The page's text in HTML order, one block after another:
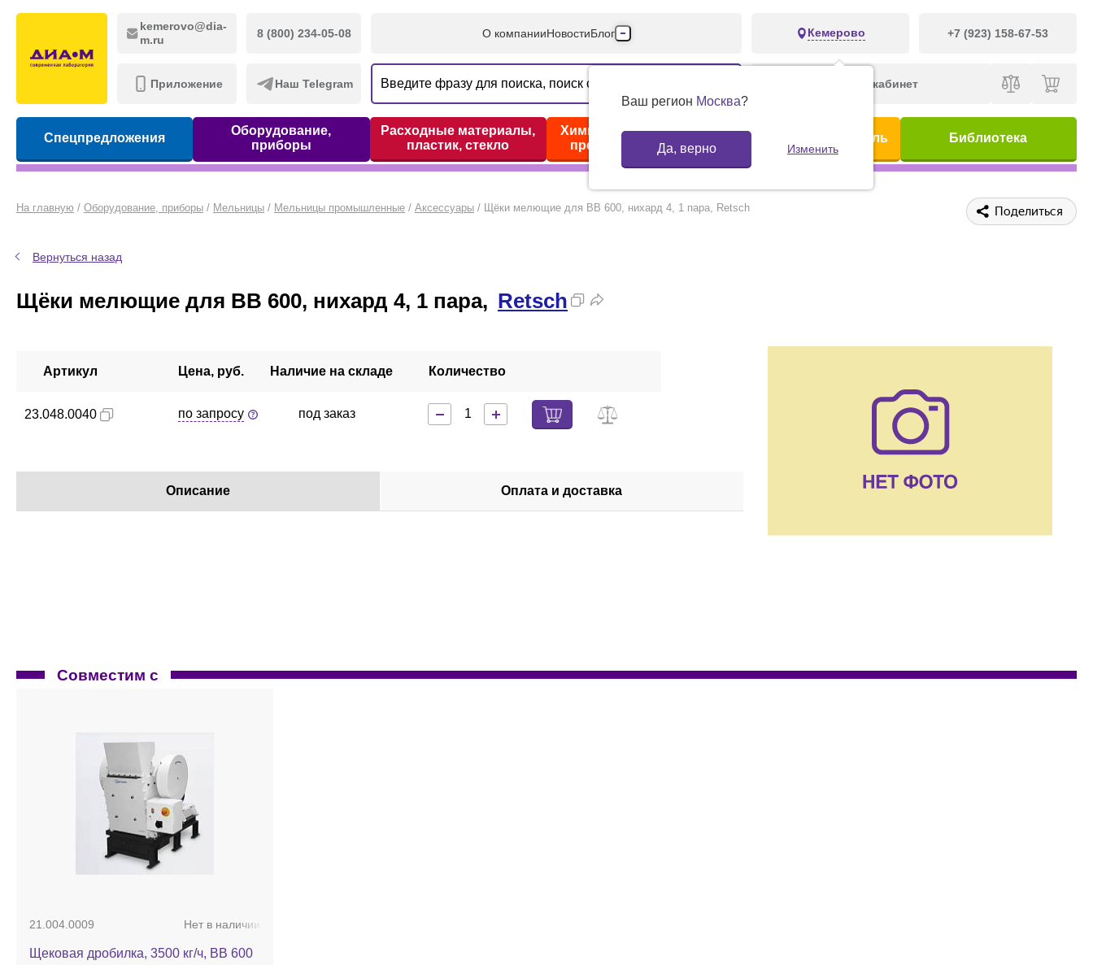
kemerovo@dia-
m.ru
8 (800) 234-05-08
Приложение Наш Telegram
О компанииНовостиБлог
Производители
Партнеры
Контакты
Кемерово +7 (923) 158-67-53
Ваш регион Москва?
Да, верно Изменить
Личный кабинет
Спецпредложения
Оборудование,
приборы
Расходные материалы,
пластик, стекло
Химические реактивы,
препараты, наборы
Предметный указатель Библиотека
На главную / Оборудование, приборы / Мельницы / Мельницы промышленные / Аксессуары / Щёки мелющие для BB 600, нихард 4, 1 пара, Retsch Поделиться
Вернуться назад
Щёки мелющие для BB 600, нихард 4, 1 пара, Retsch
Артикул Цена, руб. Наличие на складе Количество
23.048.0040 по запросу под заказ
Описание Оплата и доставка
Совместим с
21.004.0009 Нет в наличии
Щековая дробилка, 3500 кг/ч, BB 600